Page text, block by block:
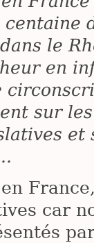
le
en
sur
car